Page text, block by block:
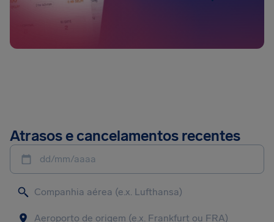
Atrasos e cancelamentos recentes
dd/mm/aaaa